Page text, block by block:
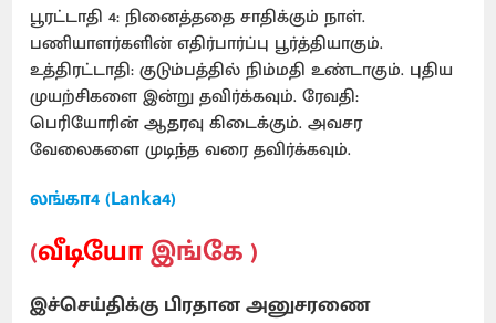
பூரட்டாதி 4: நினைத்ததை சாதிக்கும் நாள்.
பணியாளர்களின் எதிர்பார்ப்பு பூர்த்தியாகும்.
உத்திரட்டாதி: குடும்பத்தில் நிம்மதி உண்டாகும். புதிய
முயற்சிகளை இன்று தவிர்க்கவும். ரேவதி:
பெரியோரின் ஆதரவு கிடைக்கும். அவசர
வேலைகளை முடிந்த வரை தவிர்க்கவும்.
லங்கா4 (Lanka4)
(வீடியோஇங்கே )
இச்செய்திக்கு பிரதான அனுசரணை